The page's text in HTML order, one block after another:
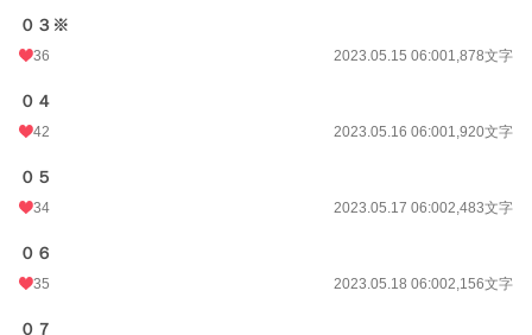
０３※
36 2023.05.15 06:001,878文字
０４
42 2023.05.16 06:001,920文字
０５
34 2023.05.17 06:002,483文字
０６
35 2023.05.18 06:002,156文字
０７